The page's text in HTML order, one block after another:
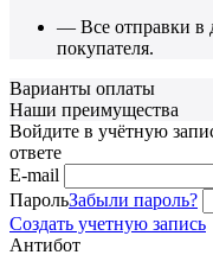
— Все отправки в
покупателя.
Варианты оплаты
Наши преимущества
Войдите в учётную
ответе
E-mail
ПарольЗабыли пароль?
Создать учетную запись
Антибот